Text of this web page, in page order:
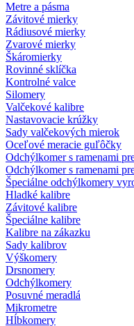
Metre a pásma
Závitové mierky
Rádiusové mierky
Zvarové mierky
Škáromierky
Rovinné sklíčka
Kontrolné valce
Silomery
Valčekové kalibre
Nastavovacie krúžky
Sady valčekových mierok
Oceľové meracie guľôčky
Odchýlkomer s ramenami
Odchýlkomer s ramenami
Špeciálne odchýlkomery
Hladké kalibre
Závitové kalibre
Špeciálne kalibre
Kalibre na zákazku
Sady kalibrov
Výškomery
Drsnomery
Odchýlkomery
Posuvné meradlá
Mikrometre
Hĺbkomery